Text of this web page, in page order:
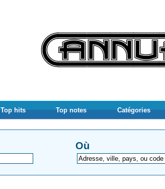
Top hits Top notes Catégories
Où